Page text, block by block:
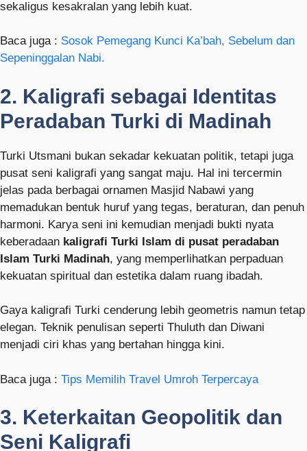
sekaligus kesakralan yang lebih kuat.
Baca juga : Sosok Pemegang Kunci Ka’bah, Sebelum dan
Sepeninggalan Nabi.
2. Kaligrafi sebagai Identitas
Peradaban Turki di Madinah
Turki Utsmani bukan sekadar kekuatan politik, tetapi juga
pusat seni kaligrafi yang sangat maju. Hal ini tercermin
jelas pada berbagai ornamen Masjid Nabawi yang
memadukan bentuk huruf yang tegas, beraturan, dan penuh
harmoni. Karya seni ini kemudian menjadi bukti nyata
keberadaan kaligrafi Turki Islam di pusat peradaban
Islam Turki Madinah, yang memperlihatkan perpaduan
kekuatan spiritual dan estetika dalam ruang ibadah.
Gaya kaligrafi Turki cenderung lebih geometris namun tetap
elegan. Teknik penulisan seperti Thuluth dan Diwani
menjadi ciri khas yang bertahan hingga kini.
Baca juga : Tips Memilih Travel Umroh Terpercaya
3. Keterkaitan Geopolitik dan
Seni Kaligrafi